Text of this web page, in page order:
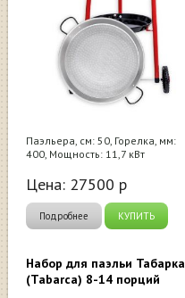
Паэльера, см: 50, Горелка, мм:
400, Мощность: 11,7 кВт
Цена: 27500 р
Подробнее КУПИТЬ
Набор для паэльи Табарка
(Tabarca) 8-14 порций